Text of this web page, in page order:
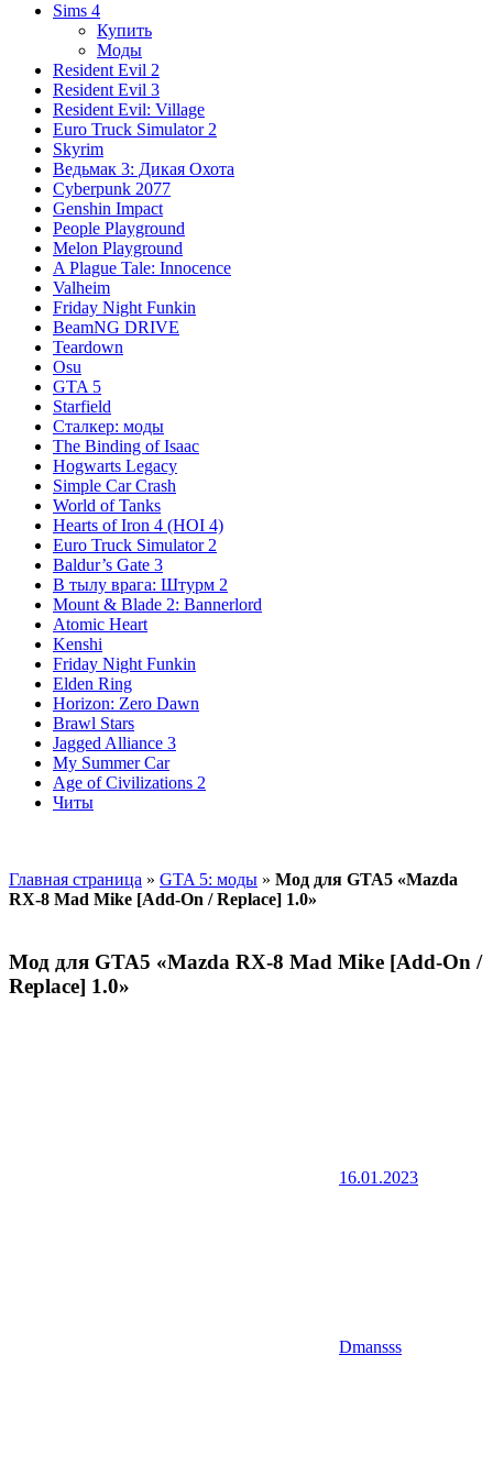
Sims 4
Купить
Моды
Resident Evil 2
Resident Evil 3
Resident Evil: Village
Euro Truck Simulator 2
Skyrim
Ведьмак 3: Дикая Охота
Cyberpunk 2077
Genshin Impact
People Playground
Melon Playground
A Plague Tale: Innocence
Valheim
Friday Night Funkin
BeamNG DRIVE
Teardown
Osu
GTA 5
Starfield
Сталкер: моды
The Binding of Isaac
Hogwarts Legacy
Simple Car Crash
World of Tanks
Hearts of Iron 4 (HOI 4)
Euro Truck Simulator 2
Baldur’s Gate 3
В тылу врага: Штурм 2
Mount & Blade 2: Bannerlord
Atomic Heart
Kenshi
Friday Night Funkin
Elden Ring
Horizon: Zero Dawn
Brawl Stars
Jagged Alliance 3
My Summer Car
Age of Civilizations 2
Читы
Главная страница » GTA 5: моды » Мод для GTA5 «Mazda
RX-8 Mad Mike [Add-On / Replace] 1.0»
Мод для GTA5 «Mazda RX-8 Mad Mike [Add-On /
Replace] 1.0»
16.01.2023
Dmansss